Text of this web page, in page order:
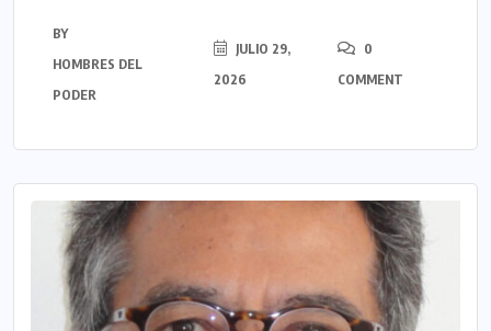
BY
HOMBRES DEL
PODER
JULIO 29,
2026
0
COMMENT